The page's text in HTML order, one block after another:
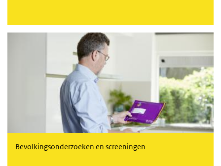
Bevolkingsonderzoeken en screeningen
Bevolkingsonderzoeken en screeningen